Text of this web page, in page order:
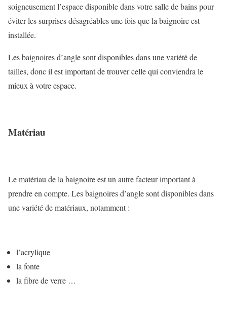
soigneusement l’espace disponible dans votre salle de bains pour
éviter les surprises désagréables une fois que la baignoire est
installée.
Les baignoires d’angle sont disponibles dans une variété de
tailles, donc il est important de trouver celle qui conviendra le
mieux à votre espace.
Matériau
Le matériau de la baignoire est un autre facteur important à
prendre en compte. Les baignoires d’angle sont disponibles dans
une variété de matériaux, notamment :
l’acrylique
la fonte
la fibre de verre …